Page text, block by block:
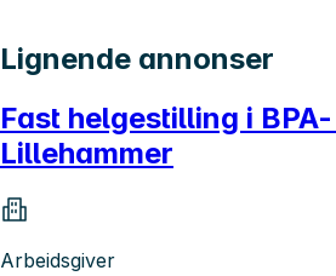
Lignende annonser
Fast helgestilling i
Lillehammer
Arbeidsgiver